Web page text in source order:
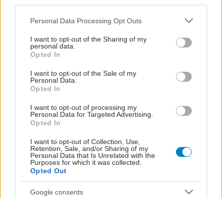
Please note that this website/app uses one or more Google
not limited to your visit or usage behaviour. You may click to
grant or deny consent to Google and its third-party tags to
use your data for below specified purposes in below Google
consent section.
Personal Data Processing Opt Outs
I want to opt-out of the Sharing of my
personal data.
Opted In
I want to opt-out of the Sale of my
Personal Data.
Opted In
I want to opt-out of processing my
Personal Data for Targeted Advertising.
Opted In
I want to opt-out of Collection, Use,
Retention, Sale, and/or Sharing of my
Personal Data that Is Unrelated with the
Purposes for which it was collected.
Opted Out
Google consents